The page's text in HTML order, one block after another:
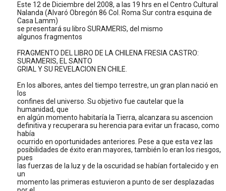
Este 12 de Diciembre del 2008, a las 19 hrs en el Centro Cultural
Nalanda (Alvaró Obregón 86 Col. Roma Sur contra esquina de
Casa Lamm)
se presentará su libro SURAMERIS, del mismo
algunos fragmentos
FRAGMENTO DEL LIBRO DE LA CHILENA FRESIA CASTRO:
SURAMERIS, EL SANTO
GRIAL Y SU REVELACION EN CHILE.
En los albores, antes del tiempo terrestre, un gran plan nació en
los
confines del universo. Su objetivo fue cautelar que la
humanidad, que
en algún momento habitaría la Tierra, alcanzara su ascencion
definitiva y recuperara su herencia para evitar un fracaso, como
había
ocurrido en oportunidades anteriores. Pese a que esta vez las
posibilidades de éxito eran mayores, también lo eran los riesgos,
pues
las fuerzas de la luz y de la oscuridad se habían fortalecido y en
un
momento las primeras estuvieron a punto de ser desplazadas